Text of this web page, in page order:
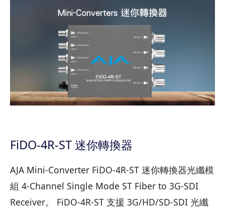
FiDO-4R-ST 迷你轉換器
AJA Mini-Converter FiDO-4R-ST 迷你轉換器光纖模
組 4-Channel Single Mode ST Fiber to 3G-SDI
Receiver。 FiDO-4R-ST 支援 3G/HD/SD-SDI 光纖